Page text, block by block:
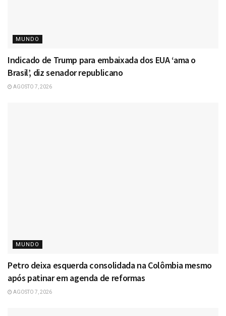
MUNDO
Indicado de Trump para embaixada dos EUA ‘ama o
Brasil’, diz senador republicano
AGOSTO 7, 2026
MUNDO
Petro deixa esquerda consolidada na Colômbia mesmo
após patinar em agenda de reformas
AGOSTO 7, 2026